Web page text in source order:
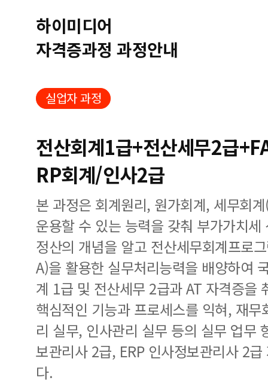
하이미디어
자격증과정 과정안내
실업자 과정
전산회계1급+전산세무2급
RP회계/인사2급
본 과정은 회계원리, 원가회계, 세무회
운용할 수 있는 능력을 갖춰 부가가치
정산의 개념을 알고 전산세무회계프로
A)을 활용한 실무처리능력을 배양하여
계 1급 및 전산세무 2급과 AT 자격증을
핵심적인 기능과 프로세스를 익혀, 재
리 실무, 인사관리 실무 등의 실무 업무
보관리사 2급, ERP 인사정보관리사 2
다.